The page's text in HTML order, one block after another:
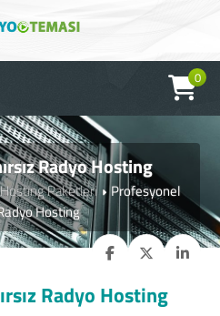
0
Radyo Hosting
Hosting Paketleri
Profesyonel
Radyo Hosting
Radyo Hosting